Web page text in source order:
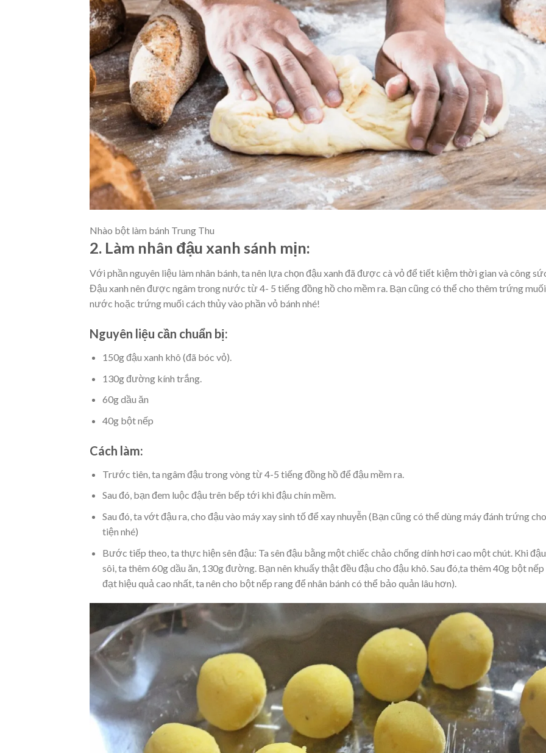
Nhào bột làm bánh Trung Thu
2. Làm nhân đậu xanh sánh mịn:
Với phần nguyên liệu làm nhân bánh, ta nên lựa chọn đậu xanh đã được cà vỏ để tiết kiệm thời gian và công
Đậu xanh nên được ngâm trong nước từ 4- 5 tiếng đồng hồ cho mềm ra. Bạn cũng có thể cho thêm trứng muối
nước hoặc trứng muối cách thủy vào phần vỏ bánh nhé!
Nguyên liệu cần chuẩn bị:
150g đậu xanh khô (đã bóc vỏ).
130g đường kính trắng.
60g dầu ăn
40g bột nếp
Cách làm:
Trước tiên, ta ngâm đậu trong vòng từ 4-5 tiếng đồng hồ để đậu mềm ra.
Sau đó, bạn đem luộc đậu trên bếp tới khi đậu chín mềm.
Sau đó, ta vớt đậu ra, cho đậu vào máy xay sinh tố để xay nhuyễn (Bạn cũng có thể dùng máy đánh trứng cho
tiện nhé)
Bước tiếp theo, ta thực hiện sên đậu: Ta sên đậu bằng một chiếc chảo chống dính hơi cao một chút. Khi đậu
sôi, ta thêm 60g dầu ăn, 130g đường. Bạn nên khuấy thật đều đậu cho đậu khô. Sau đó,ta thêm 40g bột
đạt hiệu quả cao nhất, ta nên cho bột nếp rang để nhân bánh có thể bảo quản lâu hơn).